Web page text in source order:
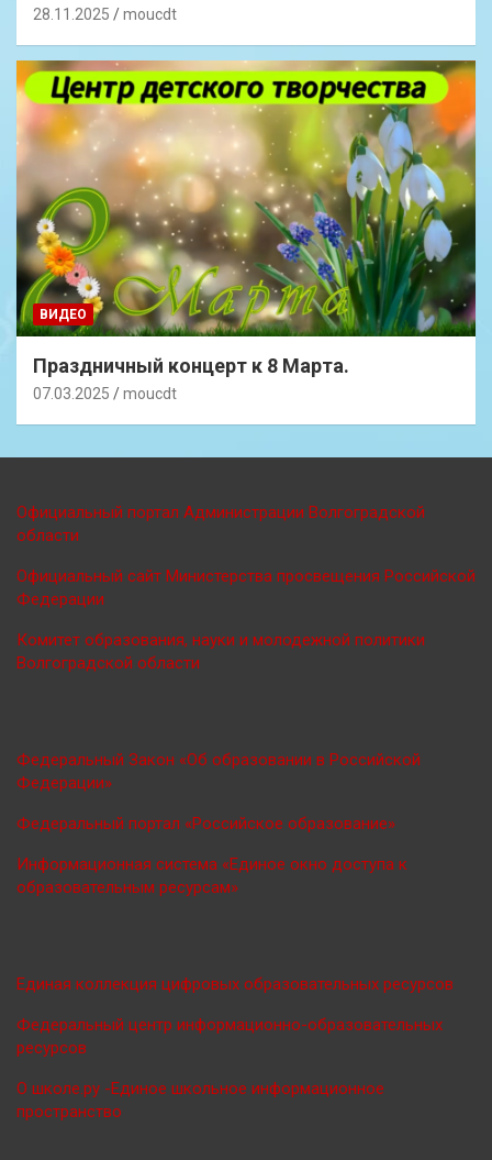
28.11.2025 moucdt
ВИДЕО
Праздничный концерт к 8 Марта.
07.03.2025 moucdt
Официальный портал Администрации Волгоградской
области
Официальный сайт Министерства просвещения Российской
Федерации
Комитет образования, науки и молодежной политики
Волгоградской области
Федеральный Закон «Об образовании в Российской
Федерации»
Федеральный портал «Российское образование»
Информационная система «Единое окно доступа к
образовательным ресурсам»
Единая коллекция цифровых образовательных ресурсов
Федеральный центр информационно-образовательных
ресурсов
О школе.ру -Единое школьное информационное
пространство